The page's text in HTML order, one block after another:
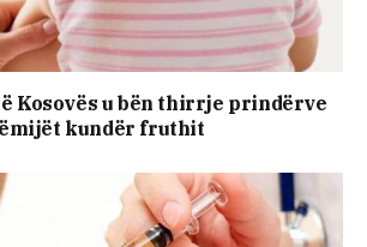
Kosovës u bën thirrje prindërve
kundër fruthit